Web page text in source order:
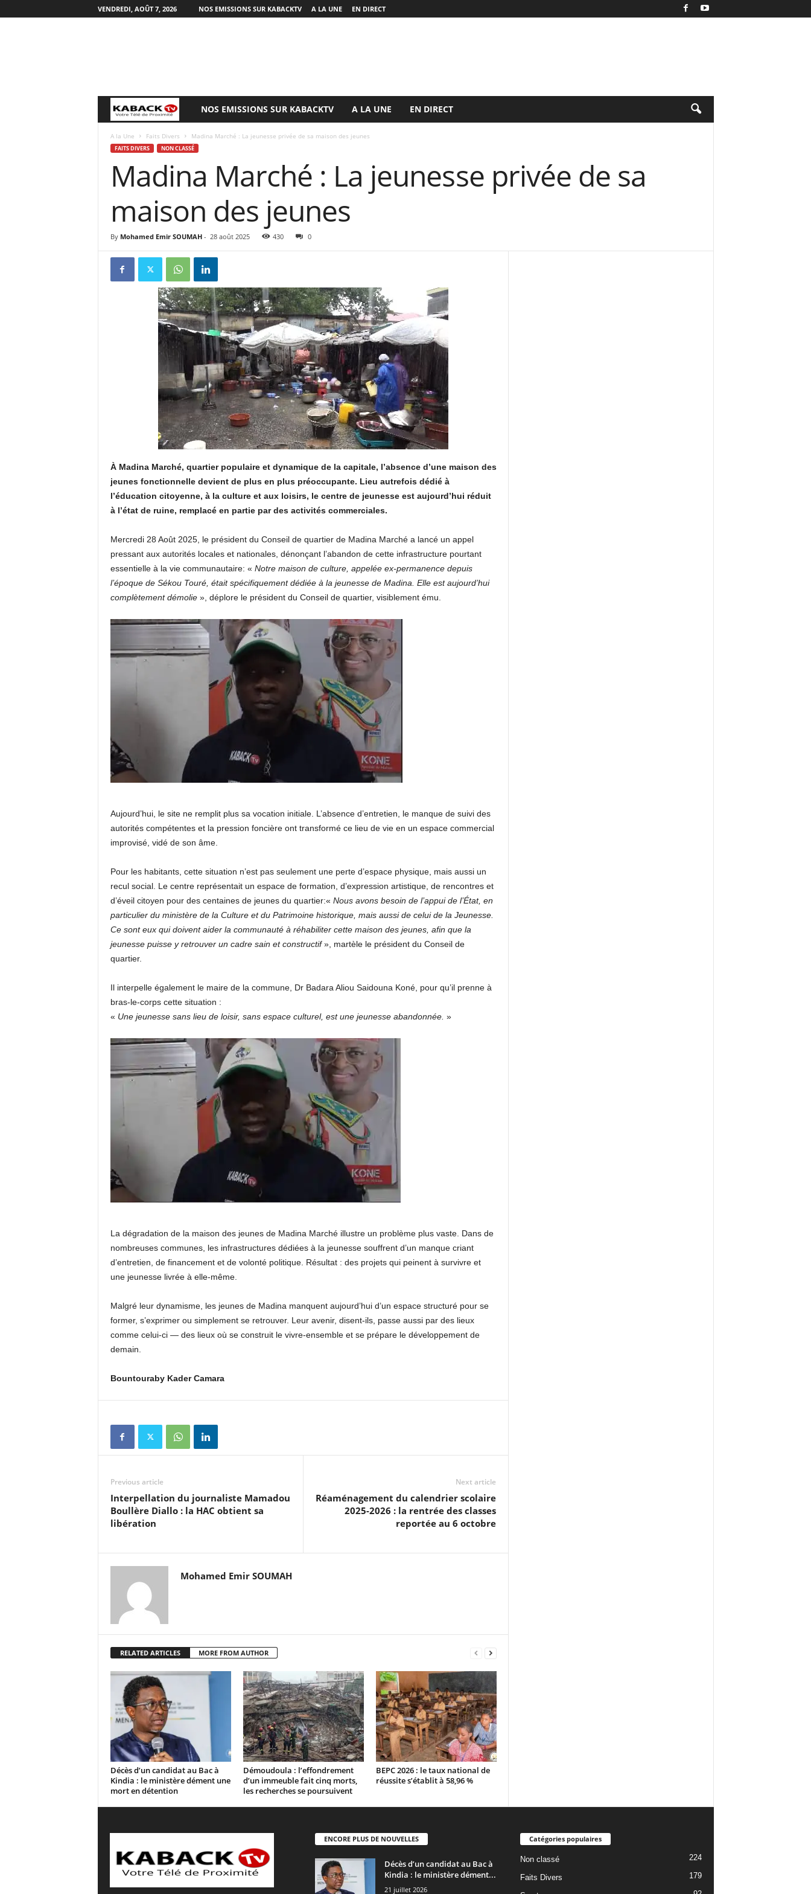
VENDREDI, AOÛT 7, 2026 NOS EMISSIONS SUR KABACKTV A LA UNE EN DIRECT
i
n
v
e
u
e
u
r
k
b
a
t
e
NOS EMISSIONS SUR KABACKTV A LA UNE EN DIRECT
A la Une Faits Divers Madina Marché : La jeunesse privée de sa maison des jeunes
FAITS DIVERS NON CLASSÉ
Madina Marché : La jeunesse privée de sa
maison des jeunes
By Mohamed Emir SOUMAH- 28 août 2025 430 0
À Madina Marché, quartier populaire et dynamique de la capitale, l’absence d’une maison des
jeunes fonctionnelle devient de plus en plus préoccupante. Lieu autrefois dédié à
l’éducation citoyenne, à la culture et aux loisirs, le centre de jeunesse est aujourd’hui réduit
à l’état de ruine, remplacé en partie par des activités commerciales.
Mercredi 28 Août 2025, le président du Conseil de quartier de Madina Marché a lancé un appel
pressant aux autorités locales et nationales, dénonçant l’abandon de cette infrastructure pourtant
essentielle à la vie communautaire: « Notre maison de culture, appelée ex-permanence depuis
l’époque de Sékou Touré, était spécifiquement dédiée à la jeunesse de Madina. Elle est aujourd’hui
complètement démolie», déplore le président du Conseil de quartier, visiblement ému.
Aujourd’hui, le site ne remplit plus sa vocation initiale. L’absence d’entretien, le manque de suivi des
autorités compétentes et la pression foncière ont transformé ce lieu de vie en un espace commercial
improvisé, vidé de son âme.
Pour les habitants, cette situation n’est pas seulement une perte d’espace physique, mais aussi un
recul social. Le centre représentait un espace de formation, d’expression artistique, de rencontres et
d’éveil citoyen pour des centaines de jeunes du quartier:« Nous avons besoin de l’appui de l’État, en
particulier du ministère de la Culture et du Patrimoine historique, mais aussi de celui de la Jeunesse.
Ce sont eux qui doivent aider la communauté à réhabiliter cette maison des jeunes, afin que la
jeunesse puisse y retrouver un cadre sain et constructif», martèle le président du Conseil de
quartier.
Il interpelle également le maire de la commune, Dr Badara Aliou Saidouna Koné, pour qu’il prenne à
bras-le-corps cette situation :
« Une jeunesse sans lieu de loisir, sans espace culturel, est une jeunesse abandonnée. »
La dégradation de la maison des jeunes de Madina Marché illustre un problème plus vaste. Dans de
nombreuses communes, les infrastructures dédiées à la jeunesse souffrent d’un manque criant
d’entretien, de financement et de volonté politique. Résultat : des projets qui peinent à survivre et
une jeunesse livrée à elle-même.
Malgré leur dynamisme, les jeunes de Madina manquent aujourd’hui d’un espace structuré pour se
former, s’exprimer ou simplement se retrouver. Leur avenir, disent-ils, passe aussi par des lieux
comme celui-ci — des lieux où se construit le vivre-ensemble et se prépare le développement de
demain.
Bountouraby Kader Camara
Previous article
Interpellation du journaliste Mamadou
Boullère Diallo : la HAC obtient sa
libération
Next article
Réaménagement du calendrier scolaire
2025-2026 : la rentrée des classes
reportée au 6 octobre
Mohamed Emir SOUMAH
RELATED ARTICLES MORE FROM AUTHOR
Décès d’un candidat au Bac à
Kindia : le ministère dément une
mort en détention
Démoudoula : l’effondrement
d’un immeuble fait cinq morts,
les recherches se poursuivent
BEPC 2026 : le taux national de
réussite s’établit à 58,96 %
ENCORE PLUS DE NOUVELLES
Décès d’un candidat au Bac à
Kindia : le ministère dément...
21 juillet 2026
Catégories populaires
Non classé 224
Faits Divers 179